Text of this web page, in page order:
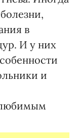
в
И у них
и
любимым